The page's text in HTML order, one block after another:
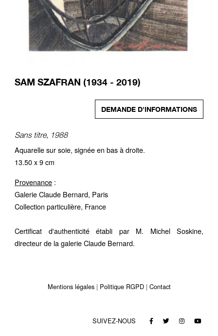
SAM SZAFRAN (1934 - 2019)
DEMANDE D'INFORMATIONS
Sans titre, 1988
Aquarelle sur soie, signée en bas à droite.
13.50 x 9 cm
Provenance :
Galerie Claude Bernard, Paris
Collection particulière, France
Certificat d'authenticité établi par M. Michel Soskine,
directeur de la galerie Claude Bernard.
Mentions légales Politique RGPD Contact
SUIVEZ-NOUS